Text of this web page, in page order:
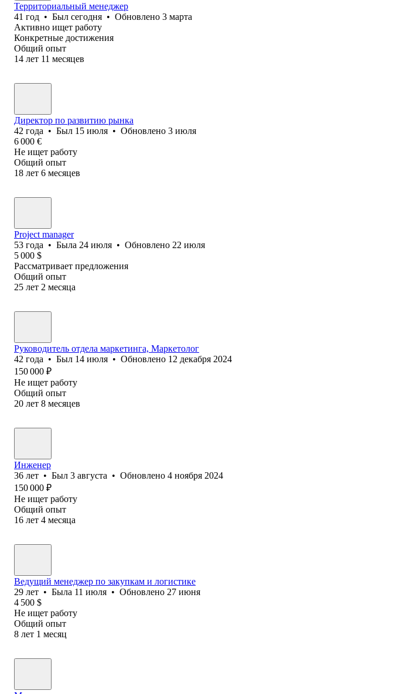
Территориальный менеджер
41 год • Был сегодня • Обновлено 3 марта
Активно ищет работу
Конкретные достижения
Общий опыт
14 лет 11 месяцев
Директор по развитию рынка
42 года • Был 15 июля • Обновлено 3 июля
6 000 €
Не ищет работу
Общий опыт
18 лет 6 месяцев
Project manager
53 года • Была 24 июля • Обновлено 22 июля
5 000 $
Рассматривает предложения
Общий опыт
25 лет 2 месяца
Руководитель отдела маркетинга, Маркетолог
42 года • Был 14 июля • Обновлено 12 декабря 2024
150 000 ₽
Не ищет работу
Общий опыт
20 лет 8 месяцев
Инженер
36 лет • Был 3 августа • Обновлено 4 ноября 2024
150 000 ₽
Не ищет работу
Общий опыт
16 лет 4 месяца
Ведущий менеджер по закупкам и логистике
29 лет • Была 11 июля • Обновлено 27 июня
4 500 $
Не ищет работу
Общий опыт
8 лет 1 месяц